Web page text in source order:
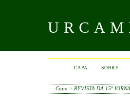
CAPA SOBRE
Capa > REVISTA DA 15ª